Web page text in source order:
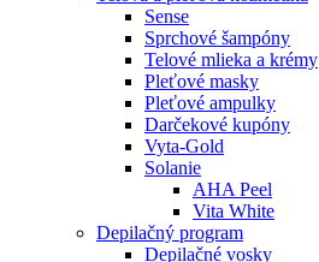
Sense
Sprchové šampóny
Telové mlieka a krémy
Pleťové masky
Pleťové ampulky
Darčekové kupóny
Vyta-Gold
Solanie
AHA Peel
Vita White
Depilačný program
Depilačné vosky